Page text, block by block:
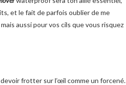
et le fait de parfois oublier de me
aussi pour vos cils que vous risquez
frotter sur l’œil comme un forcené.